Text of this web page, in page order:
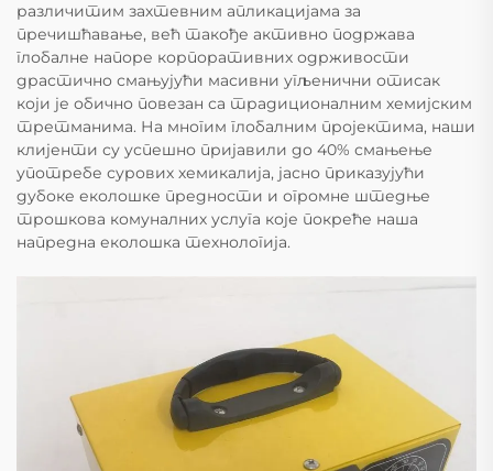
различитим захтевним апликацијама за
пречишћавање, већ такође активно подржава
глобалне напоре корпоративних одрживости
драстично смањујући масивни угљенични отисак
који је обично повезан са традиционалним хемијским
третманима. На многим глобалним пројектима, наши
клијенти су успешно пријавили до 40% смањење
употребе сурових хемикалија, јасно приказујући
дубоке еколошке предности и огромне штедње
трошкова комуналних услуга које покреће наша
напредна еколошка технологија.